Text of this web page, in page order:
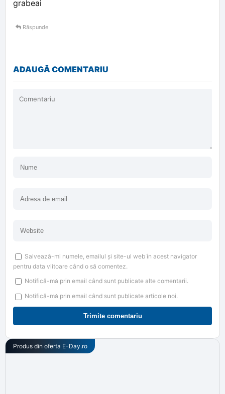
grabeai
Răspunde
ADAUGĂ COMENTARIU
Salvează-mi numele, emailul și site-ul web în acest navigator
pentru data viitoare când o să comentez.
Notifică-mă prin email când sunt publicate alte comentarii.
Notifică-mă prin email când sunt publicate articole noi.
Produs din oferta E-Day.ro